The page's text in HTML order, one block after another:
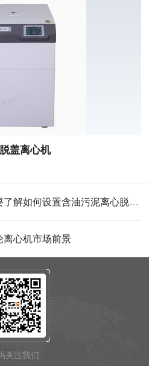
盖离心机
何设置含油污泥离心脱水中离心机参数
离心机市场前景
关注我们